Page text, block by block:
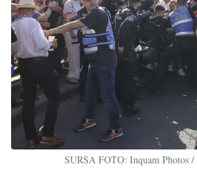
SURSA FOTO: Inquam Photos /